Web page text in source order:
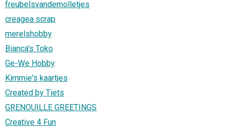
freubelsvandemolletjes
creagea scrap
merelshobby
Bianca's Toko
Ge-We Hobby
Kimmie's kaartjes
Created by Tiets
GRENOUILLE GREETINGS
Creative 4 Fun